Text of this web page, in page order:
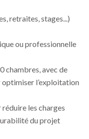
retraites, stages...)
ou professionnelle
chambres, avec de
l’exploitation
réduire les charges
du projet